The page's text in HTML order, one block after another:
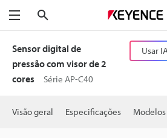
Menu
Sensor digital de
pressão com visor de 2
cores
Série AP-C40
Usar
Visão geral Especificações Modelos